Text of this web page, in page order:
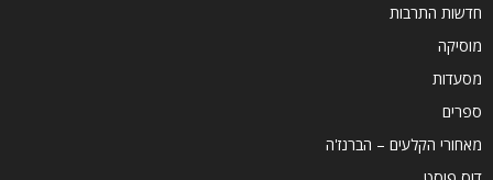
חדשות התרבות
מוסיקה
מסעדות
ספרים
מאחורי הקלעים – הברנז'ה